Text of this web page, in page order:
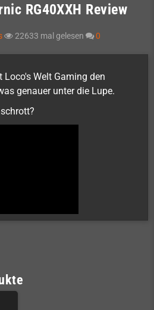
RG40XXH Review
22633 mal gelesen
0
Welt Gaming den
genauer unter die Lupe.